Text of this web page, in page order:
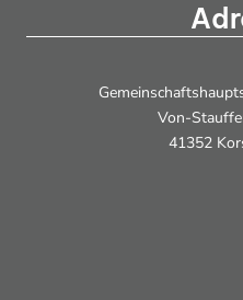
Von-
41352